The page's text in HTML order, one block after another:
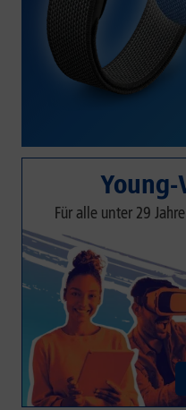
Young-
Für alle unter 29